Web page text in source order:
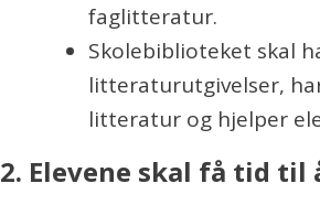
faglitteratur.
Skolebiblioteket skal
litteraturutgivelser,
litteratur og hjelper
2. Elevene skal få tid